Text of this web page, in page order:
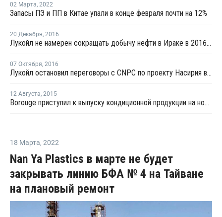
02 Марта, 2022
Запасы ПЭ и ПП в Китае упали в конце февраля почти на 12%
20 Декабря, 2016
Лукойл не намерен сокращать добычу нефти в Ираке в 2016–2017 годах
07 Октября, 2016
Лукойл остановил переговоры с CNPC по проекту Насирия в Ираке
12 Августа, 2015
Borouge приступил к выпуску кондиционной продукции на новом заводе ПВД в Рувайсе
18 Марта, 2022
Nan Ya Plastics в марте не будет
закрывать линию БФА № 4 на Тайване
на плановый ремонт